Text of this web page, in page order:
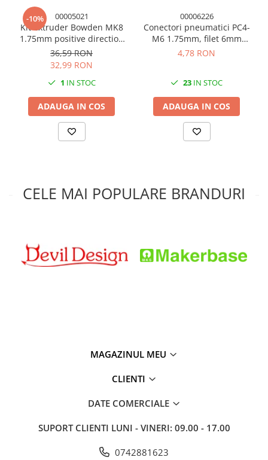
Intrerupatoare
Smart Home
Accesorii trotinete electrice
Lichidare de stoc
-10% 00005021
Kit extruder Bowden MK8
1.75mm positive direction
CR-7/CR-8/CR10 partea
dreapta
36,59 RON
32,99 RON
1 IN STOC
ADAUGA IN COS
00006226
Conectori pneumatici PC4-
M6 1.75mm, filet 6mm
imprimanta 3D
4,78 RON
23 IN STOC
ADAUGA IN COS
CELE MAI POPULARE BRANDURI
MAGAZINUL MEU
CLIENTI
DATE COMERCIALE
SUPORT CLIENTI LUNI - VINERI: 09.00 - 17.00
0742881623